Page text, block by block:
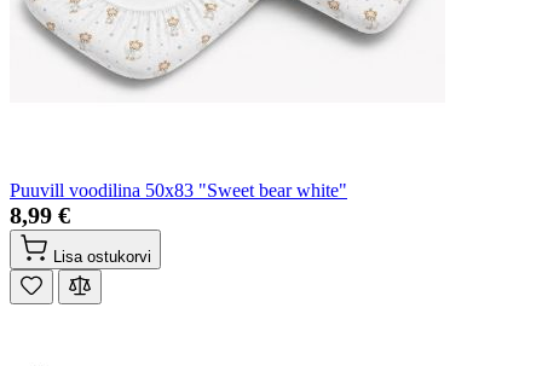
Puuvill voodilina 50x83 "Sweet bear white"
8,99 €
Lisa ostukorvi